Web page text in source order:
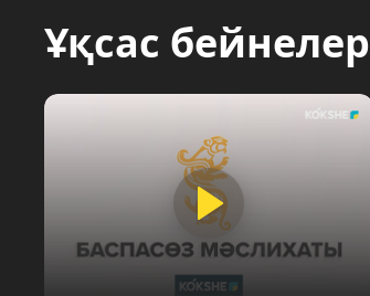
Ұқсас бейнелер